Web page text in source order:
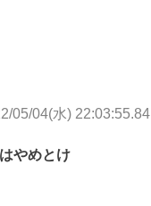
05/04(水) 22:03:55.84
やめとけ